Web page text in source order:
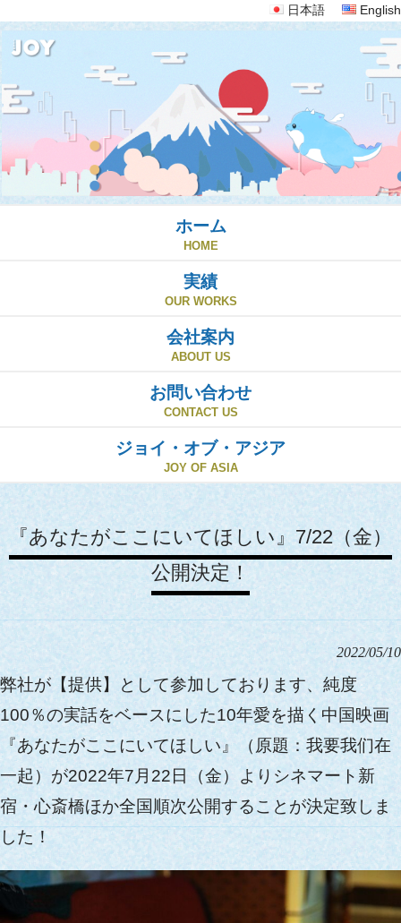
日本語 English
ホーム
HOME
実績
OUR WORKS
会社案内
ABOUT US
お問い合わせ
CONTACT US
ジョイ・オブ・アジア
JOY OF ASIA
『あなたがここにいてほしい』7/22（金）
公開決定！
2022/05/10
弊社が【提供】として参加しております、純度
100％の実話をベースにした10年愛を描く中国映画
『あなたがここにいてほしい』（原題：我要我们在
一起）が2022年7月22日（金）よりシネマート新
宿・心斎橋ほか全国順次公開することが決定致しま
した！